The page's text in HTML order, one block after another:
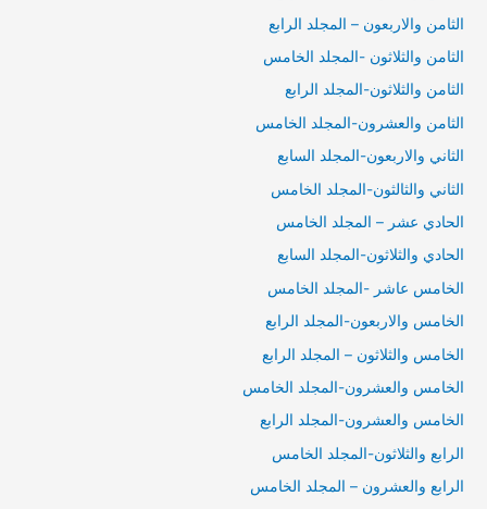
الثامن والاربعون – المجلد الرابع
الثامن والثلاثون -المجلد الخامس
الثامن والثلاثون-المجلد الرابع
الثامن والعشرون-المجلد الخامس
الثاني والاربعون-المجلد السابع
الثاني والثالثون-المجلد الخامس
الحادي عشر – المجلد الخامس
الحادي والثلاثون-المجلد السابع
الخامس عاشر -المجلد الخامس
الخامس والاربعون-المجلد الرابع
الخامس والثلاثون – المجلد الرابع
الخامس والعشرون-المجلد الخامس
الخامس والعشرون-المجلد الرابع
الرابع والثلاثون-المجلد الخامس
الرابع والعشرون – المجلد الخامس